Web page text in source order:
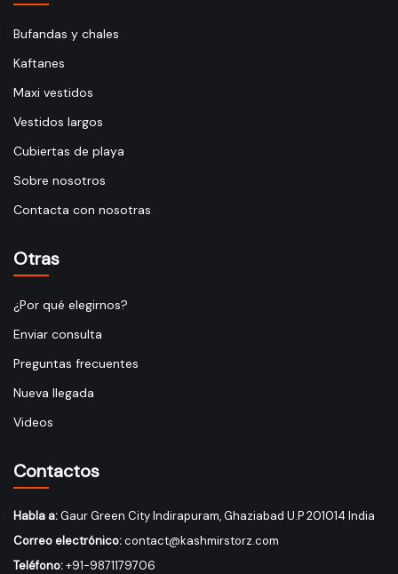
Bufandas y chales
Kaftanes
Maxi vestidos
Vestidos largos
Cubiertas de playa
Sobre nosotros
Contacta con nosotras
Otras
¿Por qué elegirnos?
Enviar consulta
Preguntas frecuentes
Nueva llegada
Videos
Contactos
Habla a:Gaur Green City Indirapuram, Ghaziabad U.P 201014 India
Correo electrónico:contact@kashmirstorz.com
Teléfono:+91-9871179706